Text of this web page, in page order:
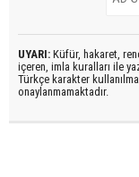
UYARI: Küfür, hakaret,
içeren, imla kuralları ile
Türkçe karakter
onaylanmamaktadır.